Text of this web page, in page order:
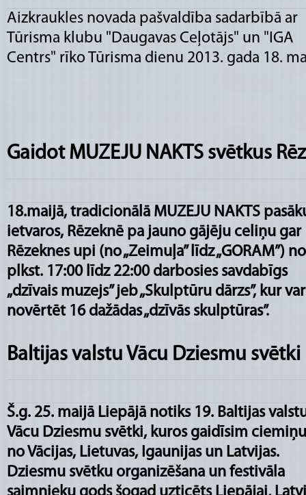
Aizkraukles novada pašvaldība sadarbībā ar
Tūrisma klubu "Daugavas Ceļotājs" un "IGA
Centrs" rīko Tūrisma dienu 2013. gada 18.
Gaidot MUZEJU NAKTS svētkus
18.maijā, tradicionālā MUZEJU NAKTS
ietvaros, Rēzeknē pa jauno gājēju celiņu gar
Rēzeknes upi (no „Zeimuļa” līdz „GORAM”) no
plkst. 17:00 līdz 22:00 darbosies savdabīgs
„dzīvais muzejs” jeb „Skulptūru dārzs”, kur
novērtēt 16 dažādas „dzīvās skulptūras”.
Baltijas valstu Vācu Dziesmu svētki
Š.g. 25. maijā Liepājā notiks 19. Baltijas
Vācu Dziesmu svētki, kuros gaidīsim
no Vācijas, Lietuvas, Igaunijas un Latvijas.
Dziesmu svētku organizēšana un festivāla